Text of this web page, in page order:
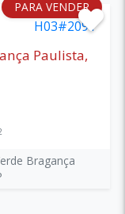
PARA VENDER
H03#2091
Paulista,
Bragança